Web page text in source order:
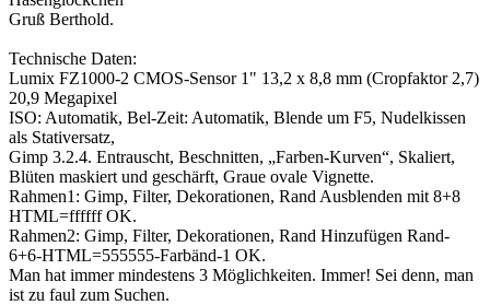
Gruß Berthold.
Technische Daten:
Lumix FZ1000-2 CMOS-Sensor 1" 13,2 x 8,8 mm (Cropfaktor 2,7)
20,9 Megapixel
ISO: Automatik, Bel-Zeit: Automatik, Blende um F5, Nudelkissen
als Stativersatz,
Gimp 3.2.4. Entrauscht, Beschnitten, „Farben-Kurven“, Skaliert,
Blüten maskiert und geschärft, Graue ovale Vignette.
Rahmen1: Gimp, Filter, Dekorationen, Rand Ausblenden mit 8+8
HTML=ffffff OK.
Rahmen2: Gimp, Filter, Dekorationen, Rand Hinzufügen Rand-
6+6-HTML=555555-Farbänd-1 OK.
Man hat immer mindestens 3 Möglichkeiten. Immer! Sei denn, man
ist zu faul zum Suchen.